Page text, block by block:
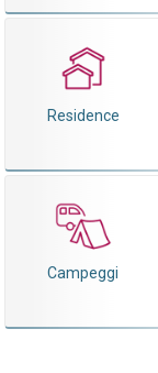
Residence
Campeggi